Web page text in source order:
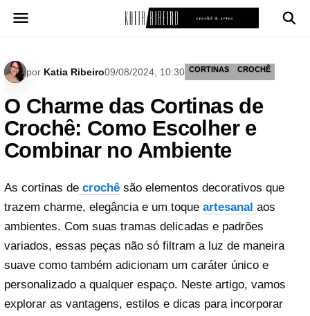
para
por Katia Ribeiro09/08/2024, 10:30 CORTINAS CROCHÊ
O Charme das Cortinas de
Crochê: Como Escolher e
Combinar no Ambiente
As cortinas de crochê são elementos decorativos que
trazem charme, elegância e um toque artesanal aos
ambientes. Com suas tramas delicadas e padrões
variados, essas peças não só filtram a luz de maneira
suave como também adicionam um caráter único e
personalizado a qualquer espaço. Neste artigo, vamos
explorar as vantagens, estilos e dicas para incorporar